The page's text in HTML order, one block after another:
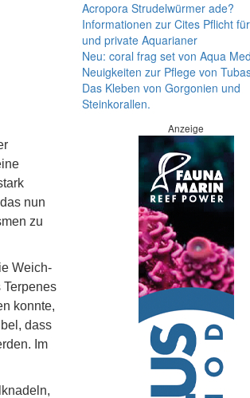
nun
zu
Weich-
konnte,
dass
Im
Acropora Strudelwürmer ade?
Informationen zur Cites Pflicht
und private Aquarianer
Neu: coral frag set von Aqua
Neuigkeiten zur Pflege von
Das Kleben von Gorgonien und
Steinkorallen.
Anzeige